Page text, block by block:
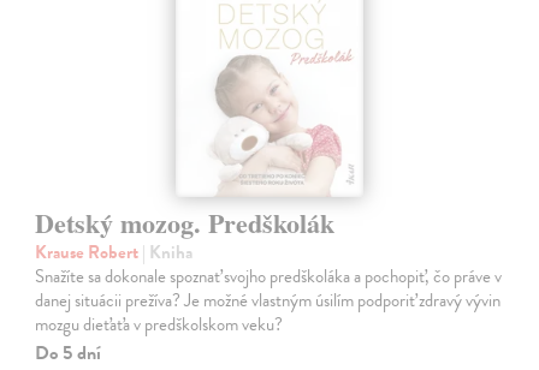
Detský mozog. Predškolák
Krause Robert| Kniha
Snažíte sa dokonale spoznať svojho predškoláka a pochopiť, čo práve v
danej situácii prežíva? Je možné vlastným úsilím podporiť zdravý vývin
mozgu dieťaťa v predškolskom veku?
Do 5 dní